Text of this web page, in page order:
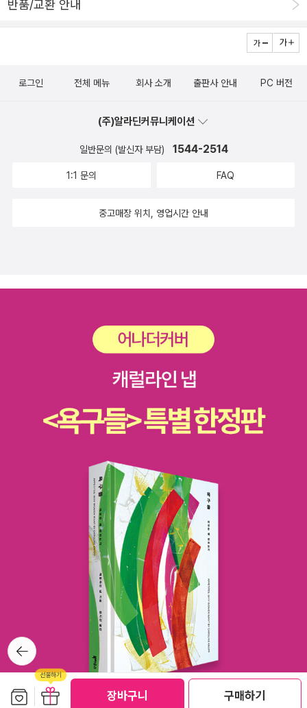
장바구니 구매하기
에 딸아이랑 내가 읽을 책 목록 만들고 동네 도서관 홈피 접속해 청구
기호 일일이 입력하는 노가다를 하며 고통을 잊고 있다. 쑤시는 건 덜
한데 간지러우니 차라리 따끔 핫핫이 나았어.그래도 가볍게 지나간
정도는 쓸 수 있을 것 같다 가성비 육아 가심비 육아책과 영화로 보는
방편으로 애들을 기르고 아이들은 부모의 취향과 생활습관에 무섭게
젖어든다. 아들이 올해 컴에 가까워지고 한건 다 내탓이겠지 ㅎ
비범한 존재가 필요하다. 그래야 독자들이 ‘그럴싸하다’고 넘어가 주
에 잘 어울리는 비범함을 연출해 낸다. 이번 작품에서도 마찬가지다.
드의 도움으로 ‘그림 잘 그리는 나’에다가 ‘똑똑하고 자신감 넘치는
테 인기 많은 나’까지를 한 몸에 얻게 된다. 평소 자신이 부러워하던
여러 친구들의 장점을 두루 갖추게 된 셈이다.이제 더 바랄 게 없다 싶
뜻대로 풀리지만은 않는 뽑기의 조화가 시작된 것이다. 그 조화는 민
난생처음 진지한 질문을 던진다. ‘진짜 나는 누구일까?’이 작품은 기
다. 너 자신을 남과 비교해 보라고. 너 자신을 잘 포장하여 더 값나가
는 상품이 되라고. 그 꼬드김에 넘어간 사람들은 남과의 끊임없는 비
교를 통하여 우울함에 빠지거나 우월감에 도취된다. 어린이라고 해서
심각한 양상으로 나타날 수도 있다. 이 위험천만한 비교의 시대를 살
아가는 어린이들에게 작가는 부드럽지만 단호한 목소리로 이야기한
멋져!”부모님도, 선생님도, 다른 어른들도 우리 아이들에게 그리 말해
준다면 얼마나 좋을까. 그리 말하기가 영 쑥스럽거든 아이와 함께 이
책을 읽어 보시라. 비교의 시대에는 뽑기에 묘미에 빠져 봄도 즐겁지
아니한가. 11월의 좋은 어린이책 이벤트 보러 가기>>
반품/교환 안내
뒤로가
기
로그인 전체 메뉴 회사 소개 출판사 안내 PC 버전
(주)알라딘커뮤니케이션
일반문의 (발신자 부담) 1544-2514
1:1 문의 FAQ
중고매장 위치, 영업시간 안내